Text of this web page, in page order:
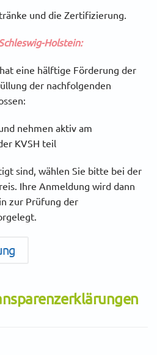
und die Zertifizierung.
Holstein:
eine hälftige Förderung der
der nachfolgenden
nehmen aktiv am
KVSH teil
sind, wählen Sie bitte bei der
Ihre Anmeldung wird dann
zur Prüfung der